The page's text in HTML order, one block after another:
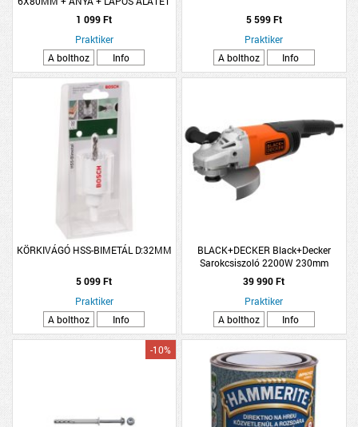
1 099 Ft
Praktiker
A bolthoz
Info
5 599 Ft
Praktiker
A bolthoz
Info
KÖRKIVÁGÓ HSS-BIMETÁL D:32MM
5 099 Ft
Praktiker
A bolthoz
Info
BLACK+DECKER Black+Decker
Sarokcsiszoló 2200W 230mm
39 990 Ft
Praktiker
A bolthoz
Info
-10%